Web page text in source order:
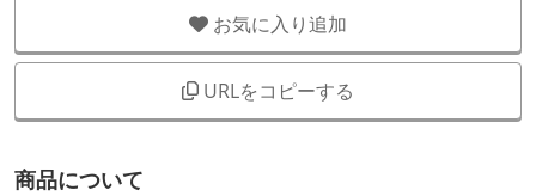
お気に入り追加
URLをコピーする
商品について